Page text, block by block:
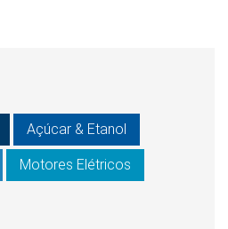
Açúcar & Etanol
Motores Elétricos